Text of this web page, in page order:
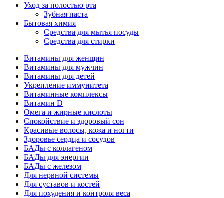
Уход за полостью рта
Зубная паста
Бытовая химия
Средства для мытья посуды
Средства для стирки
Витамины для женщин
Витамины для мужчин
Витамины для детей
Укрепление иммунитета
Витаминные комплексы
Витамин D
Омега и жирные кислоты
Спокойствие и здоровый сон
Красивые волосы, кожа и ногти
Здоровье сердца и сосудов
БАДы с коллагеном
БАДы для энергии
БАДы с железом
Для нервной системы
Для суставов и костей
Для похудения и контроля веса